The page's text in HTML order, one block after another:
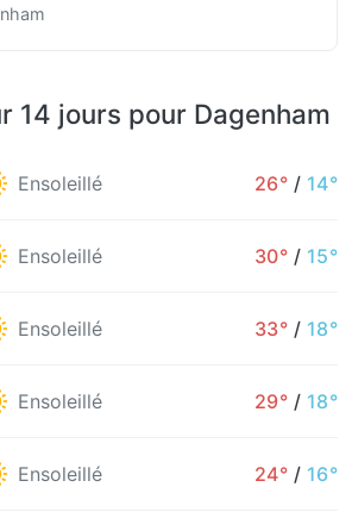
14 jours pour Dagenham
Ensoleillé 26° / 14°
Ensoleillé 30° / 15°
Ensoleillé 33° / 18°
Ensoleillé 29° / 18°
Ensoleillé 24° / 16°